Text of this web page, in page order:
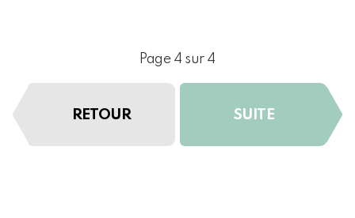
Page 4 sur 4
RETOUR SUITE